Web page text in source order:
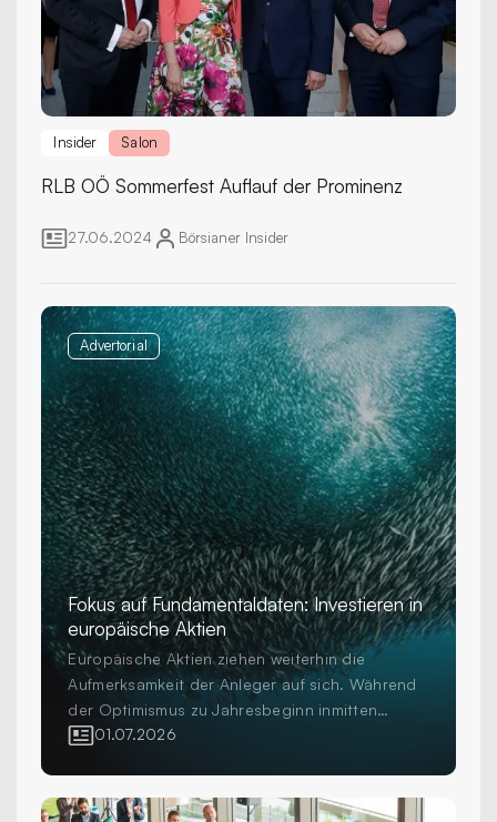
Insider Salon
RLB OÖ Sommerfest Auflauf der Prominenz
27.06.2024 Börsianer Insider
Advertorial
Fokus auf Fundamentaldaten: Investieren in
europäische Aktien
Europäische Aktien ziehen weiterhin die
Aufmerksamkeit der Anleger auf sich. Während
der Optimismus zu Jahresbeginn inmitten
erhöhter Volatilität und geopolitischer
als wichtigen Bestandteil diversifizierter
01.07.2026